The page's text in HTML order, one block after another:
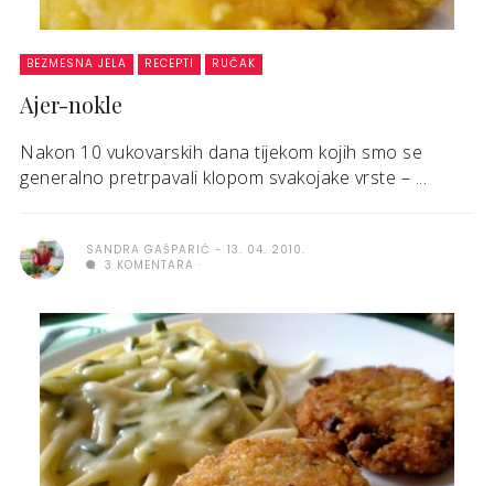
BEZMESNA JELA RECEPTI RUČAK
Ajer-nokle
Nakon 10 vukovarskih dana tijekom kojih smo se
generalno pretrpavali klopom svakojake vrste – ...
SANDRA GAŠPARIĆ
13. 04. 2010.
3 KOMENTARA